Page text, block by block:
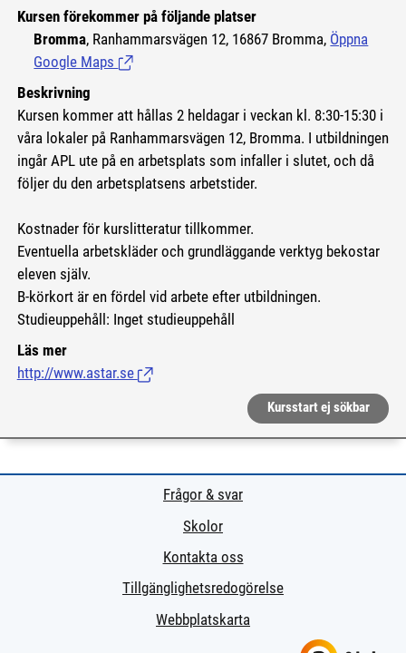
Kursen förekommer på följande platser
Bromma, Ranhammarsvägen 12, 16867 Bromma, Öppna
Google Maps (Länk till extern sida.)
Beskrivning
Kursen kommer att hållas 2 heldagar i veckan kl. 8:30-15:30 i
våra lokaler på Ranhammarsvägen 12, Bromma. I utbildningen
ingår APL ute på en arbetsplats som infaller i slutet, och då
följer du den arbetsplatsens arbetstider.
Kostnader för kurslitteratur tillkommer.
Eventuella arbetskläder och grundläggande verktyg bekostar
eleven själv.
B-körkort är en fördel vid arbete efter utbildningen.
Studieuppehåll: Inget studieuppehåll
Läs mer
http://www.astar.se (Länk till extern sida.)
Kursstart ej sökbar
Frågor & svar
Skolor
Kontakta oss
Tillgänglighetsredogörelse
Webbplatskarta